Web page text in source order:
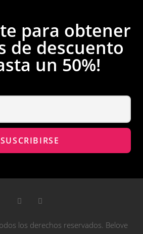
para obtener
de descuento
un 50%!
los derechos reservados. Belove